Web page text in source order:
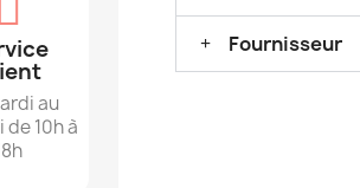
au
de 10h à
Fournisseur